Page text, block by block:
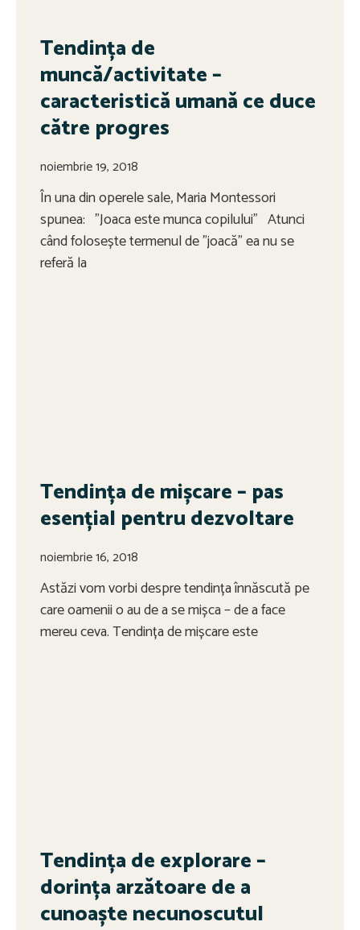
Tendința de
muncă/activitate –
caracteristică umană ce duce
către progres
noiembrie 19, 2018
În una din operele sale, Maria Montessori
spunea: ”Joaca este munca copilului” Atunci
când folosește termenul de ”joacă” ea nu se
referă la
Tendința de mișcare – pas
esențial pentru dezvoltare
noiembrie 16, 2018
Astăzi vom vorbi despre tendința înnăscută pe
care oamenii o au de a se mișca – de a face
mereu ceva. Tendința de mișcare este
Tendința de explorare –
dorința arzătoare de a
cunoaște necunoscutul